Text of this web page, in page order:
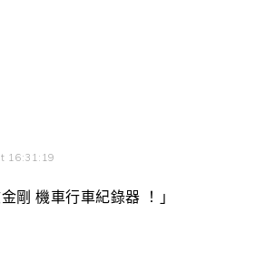
16:31:19
剛 機車行車紀錄器 ！」